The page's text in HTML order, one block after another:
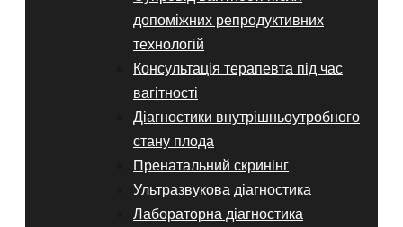
допоміжних репродуктивних
технологій
Консультація терапевта під час
вагітності
Діагностики внутрішньоутробного
стану плода
Пренатальний скринінг
Ультразвукова діагностика
Лабораторна діагностика